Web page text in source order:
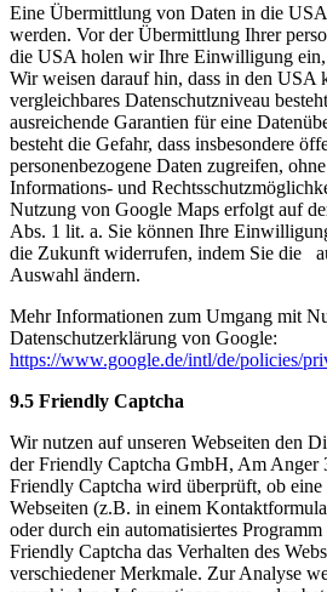
Eine Übermittlung von Daten in die USA
werden. Vor der Übermittlung Ihrer
die USA holen wir Ihre Einwilligung
Wir weisen darauf hin, dass in den USA
vergleichbares Datenschutzniveau
ausreichende Garantien für eine
besteht die Gefahr, dass insbesondere
personenbezogene Daten zugreifen,
Informations- und
Nutzung von Google Maps erfolgt auf
Abs. 1 lit. a. Sie können Ihre
die Zukunft widerrufen, indem Sie die
Auswahl ändern.
Mehr Informationen zum Umgang mit
Datenschutzerklärung von Google:
https://www.google.de/intl/de/policies/
9.5 Friendly Captcha
Wir nutzen auf unseren Webseiten den
der Friendly Captcha GmbH, Am Anger
Friendly Captcha wird überprüft, ob eine
Webseiten (z.B. in einem
oder durch ein automatisiertes
Friendly Captcha das Verhalten des
verschiedener Merkmale. Zur Analyse